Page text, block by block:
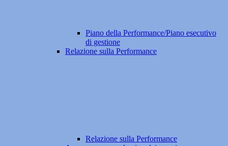
Piano della Performance/Piano esecutivo
di gestione
Relazione sulla Performance
Relazione sulla Performance